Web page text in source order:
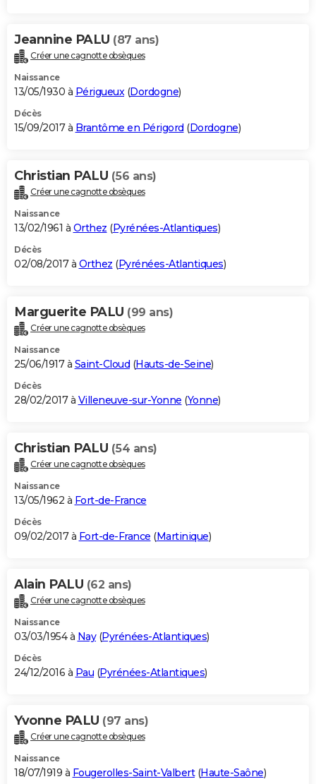
Jeannine PALU (87 ans)
Créer une cagnotte obsèques
Naissance
13/05/1930 à Périgueux(Dordogne)
Décès
15/09/2017 à Brantôme en Périgord (Dordogne)
Christian PALU (56 ans)
Créer une cagnotte obsèques
Naissance
13/02/1961 à Orthez (Pyrénées-Atlantiques)
Décès
02/08/2017 à Orthez (Pyrénées-Atlantiques)
Marguerite PALU (99 ans)
Créer une cagnotte obsèques
Naissance
25/06/1917 à Saint-Cloud (Hauts-de-Seine)
Décès
28/02/2017 à Villeneuve-sur-Yonne (Yonne)
Christian PALU (54 ans)
Créer une cagnotte obsèques
Naissance
13/05/1962 à Fort-de-France
Décès
09/02/2017 à Fort-de-France (Martinique)
Alain PALU (62 ans)
Créer une cagnotte obsèques
Naissance
03/03/1954 à Nay(Pyrénées-Atlantiques)
Décès
24/12/2016 à Pau (Pyrénées-Atlantiques)
Yvonne PALU (97 ans)
Créer une cagnotte obsèques
Naissance
18/07/1919 à Fougerolles-Saint-Valbert(Haute-Saône)